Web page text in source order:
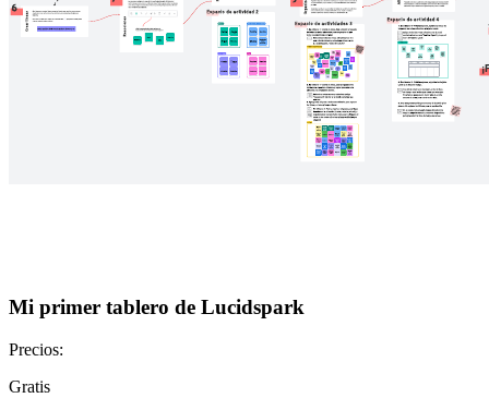
Mi primer tablero de Lucidspark
Precios:
Gratis